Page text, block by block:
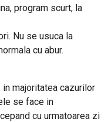
program scurt, la
Nu se usuca la
cu abur.
majoritatea cazurilor
se face in
cu urmatoarea zi